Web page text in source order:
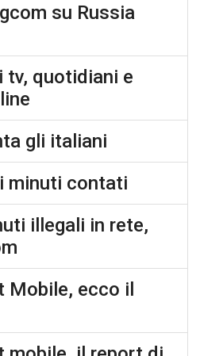
su Russia
tv, quotidiani e
gli italiani
minuti contati
illegali in rete,
Mobile, ecco il